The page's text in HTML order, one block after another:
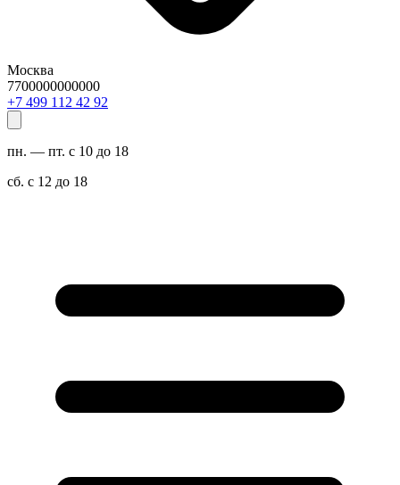
Москва
7700000000000
29 24 211 994 7+
пн. — пт. с 10 до 18
сб. с 12 до 18